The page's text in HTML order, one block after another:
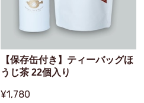
【保存缶付き】ティーバッグほ
うじ茶 22個入り
¥1,780